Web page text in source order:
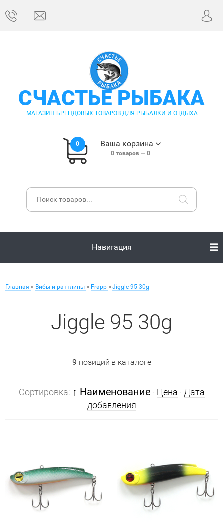
СЧАСТЬЕ РЫБАКА
МАГАЗИН БРЕНДОВЫХ ТОВАРОВ ДЛЯ РЫБАЛКИ И ОТДЫХА
0 Ваша корзина
0товаров — 0
Навигация
Главная » Вибы и раттлины » Frapp » Jiggle 95 30g
Jiggle 95 30g
9 позиций в каталоге
Сортировка: ↑ Наименование · Цена · Дата
добавления